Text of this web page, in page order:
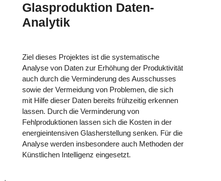
Glasproduktion Daten-
Analytik
Ziel dieses Projektes ist die systematische
Analyse von Daten zur Erhöhung der Produktivität
auch durch die Verminderung des Ausschusses
sowie der Vermeidung von Problemen, die sich
mit Hilfe dieser Daten bereits frühzeitig erkennen
lassen. Durch die Verminderung von
Fehlproduktionen lassen sich die Kosten in der
energieintensiven Glasherstellung senken. Für die
Analyse werden insbesondere auch Methoden der
Künstlichen Intelligenz eingesetzt.